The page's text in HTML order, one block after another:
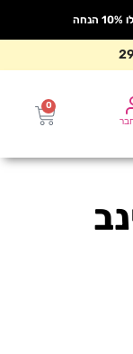
0